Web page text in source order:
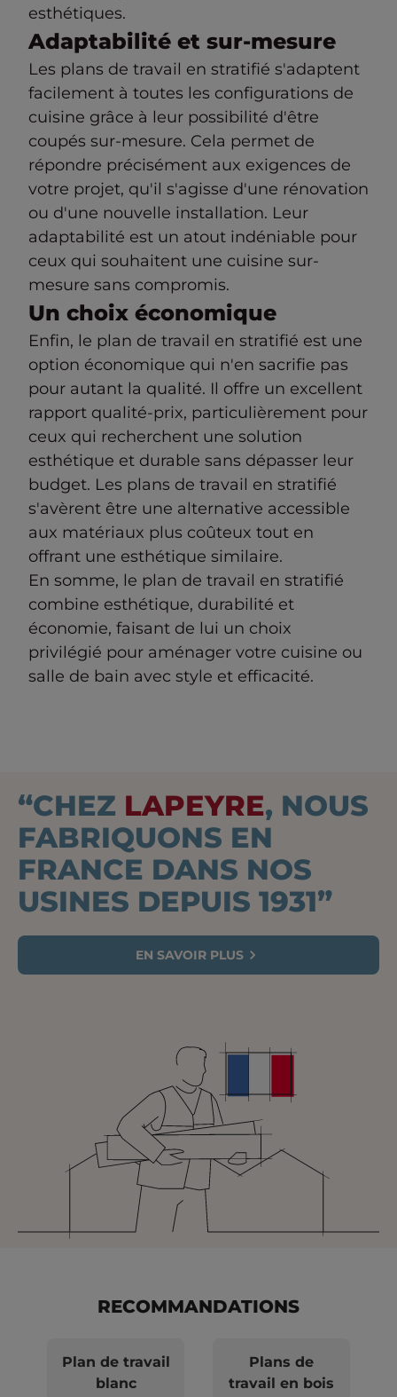
esthétiques.
Adaptabilité et sur-mesure
Les plans de travail en stratifié s'adaptent
facilement à toutes les configurations de
cuisine grâce à leur possibilité d'être
coupés sur-mesure. Cela permet de
répondre précisément aux exigences de
votre projet, qu'il s'agisse d'une rénovation
ou d'une nouvelle installation. Leur
adaptabilité est un atout indéniable pour
ceux qui souhaitent une cuisine sur-
mesure sans compromis.
Un choix économique
Enfin, le plan de travail en stratifié est une
option économique qui n'en sacrifie pas
pour autant la qualité. Il offre un excellent
rapport qualité-prix, particulièrement pour
ceux qui recherchent une solution
esthétique et durable sans dépasser leur
budget. Les plans de travail en stratifié
s'avèrent être une alternative accessible
aux matériaux plus coûteux tout en
offrant une esthétique similaire.
En somme, le plan de travail en stratifié
combine esthétique, durabilité et
économie, faisant de lui un choix
privilégié pour aménager votre cuisine ou
salle de bain avec style et efficacité.
“CHEZ LAPEYRE, NOUS
FABRIQUONS EN
FRANCE DANS NOS
USINES DEPUIS 1931”
EN SAVOIR PLUS
RECOMMANDATIONS
Plan de travail
blanc
Plans de
travail en bois